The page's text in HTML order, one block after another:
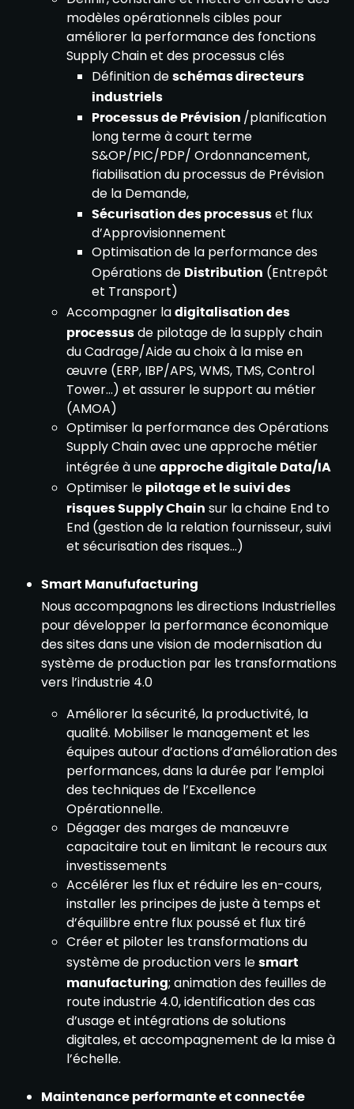
modèles opérationnels cibles pour
améliorer la performance des fonctions
Supply Chain et des processus clés
Définition de schémas directeurs
industriels
Processus de Prévision /planification
long terme à court terme
S&OP/PIC/PDP/ Ordonnancement,
fiabilisation du processus de Prévision
de la Demande,
Sécurisation des processus et flux
d’Approvisionnement
Optimisation de la performance des
Opérations de Distribution (Entrepôt
et Transport)
Accompagner la digitalisation des
processus de pilotage de la supply chain
du Cadrage/Aide au choix à la mise en
œuvre (ERP, IBP/APS, WMS, TMS, Control
Tower…) et assurer le support au métier
(AMOA)
Optimiser la performance des Opérations
Supply Chain avec une approche métier
intégrée à une approche digitale Data/IA
Optimiser le pilotage et le suivi des
risques Supply Chain sur la chaine End to
End (gestion de la relation fournisseur, suivi
et sécurisation des risques…)
Smart Manufufacturing
Nous accompagnons les directions Industrielles
pour développer la performance économique
des sites dans une vision de modernisation du
système de production par les transformations
vers l’industrie 4.0
Améliorer la sécurité, la productivité, la
qualité. Mobiliser le management et les
équipes autour d’actions d’amélioration des
performances, dans la durée par l’emploi
des techniques de l’Excellence
Opérationnelle.
Dégager des marges de manœuvre
capacitaire tout en limitant le recours aux
investissements
Accélérer les flux et réduire les en-cours,
installer les principes de juste à temps et
d’équilibre entre flux poussé et flux tiré
Créer et piloter les transformations du
système de production vers le smart
manufacturing; animation des feuilles de
route industrie 4.0, identification des cas
d’usage et intégrations de solutions
digitales, et accompagnement de la mise à
l’échelle.
Maintenance performante et connectée